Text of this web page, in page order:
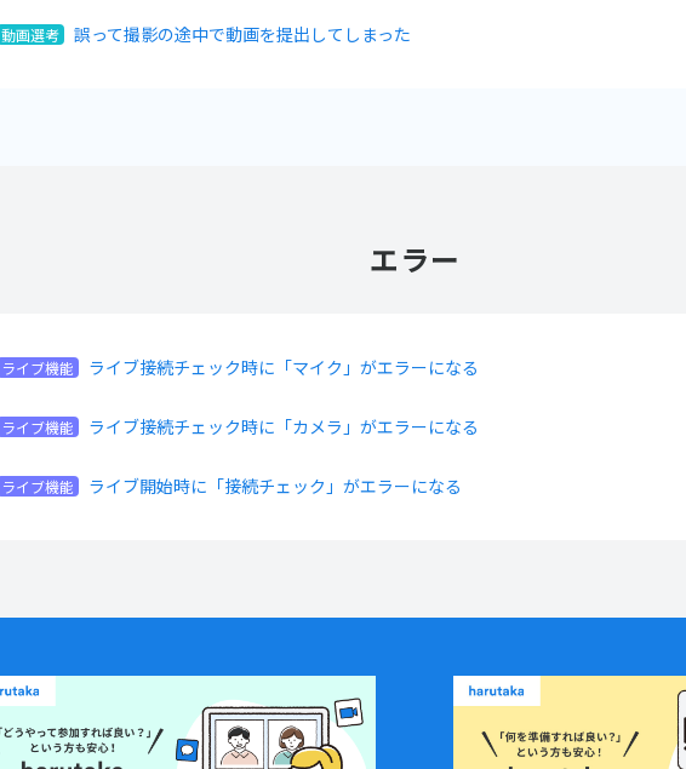
動画選考 誤って撮影の途中で動画を提出してしまった
エラー
ライブ機能 ライブ接続チェック時に「マイク」がエラーになる
ライブ機能 ライブ接続チェック時に「カメラ」がエラーになる
ライブ機能 ライブ開始時に「接続チェック」がエラーになる